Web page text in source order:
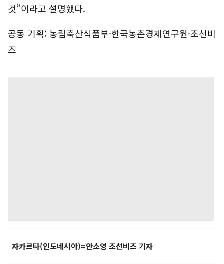
것”이라고 설명했다.
공동 기획: 농림축산식품부·한국농촌경제연구원·조선비
즈
자카르타(인도네시아)=안소영 조선비즈 기자